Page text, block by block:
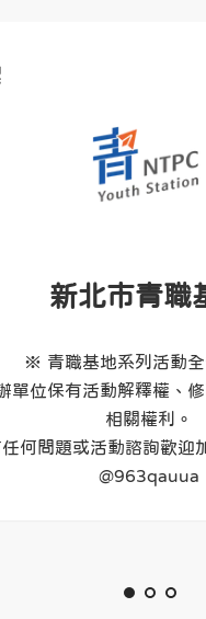
新北市青職
※ 青職基地系列活動全
單位保有活動解釋權、
相關權利。
何問題或活動諮詢歡迎
@963qauua